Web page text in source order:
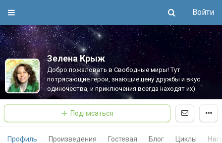
Войти
Зелена Крыж
Добро пожаловать в Свободные миры! Тут
потрясающие герои, знающие цену дружбы и вкус
одиночества, и приключения всегда находят их)
Подписаться
Профиль Произведения Гостевая Блог Циклы